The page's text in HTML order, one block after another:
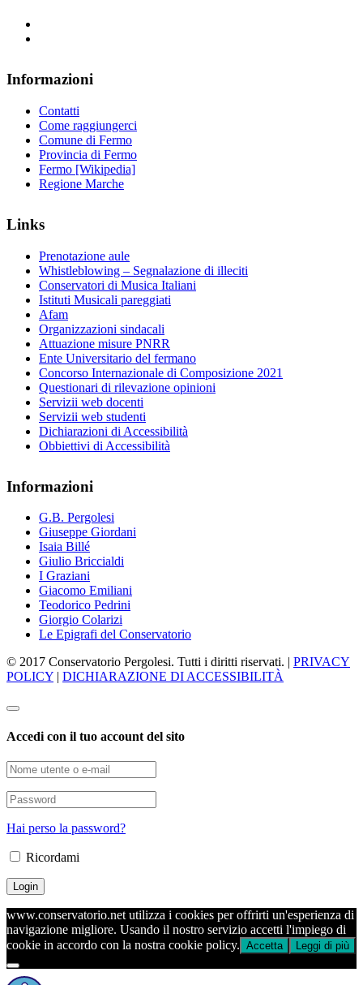
Informazioni
Contatti
Come raggiungerci
Comune di Fermo
Provincia di Fermo
Fermo [Wikipedia]
Regione Marche
Links
Prenotazione aule
Whistleblowing – Segnalazione di illeciti
Conservatori di Musica Italiani
Istituti Musicali pareggiati
Afam
Organizzazioni sindacali
Attuazione misure PNRR
Ente Universitario del fermano
Concorso Internazionale di Composizione 2021
Questionari di rilevazione opinioni
Servizii web docenti
Servizii web studenti
Dichiarazioni di Accessibilità
Obbiettivi di Accessibilità
Informazioni
G.B. Pergolesi
Giuseppe Giordani
Isaia Billé
Giulio Briccialdi
I Graziani
Giacomo Emiliani
Teodorico Pedrini
Giorgio Colarizi
Le Epigrafi del Conservatorio
© 2017 Conservatorio Pergolesi. Tutti i diritti riservati. | PRIVACY
POLICY | DICHIARAZIONE DI ACCESSIBILITÀ
Accedi con il tuo account del sito
Hai perso la password?
Ricordami
www.conservatorio.net utilizza i cookies per offrirti un'esperienza di
navigazione migliore. Usando il nostro servizio accetti l'impiego di
cookie in accordo con la nostra cookie policy. Accetta Leggi di più